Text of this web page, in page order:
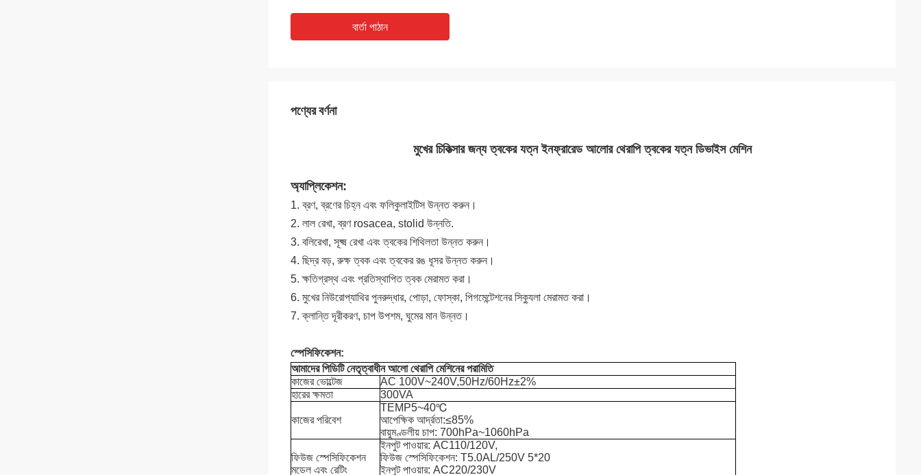
বার্তা পাঠান
পণ্যের বর্ণনা
মুখের চিকিত্সার জন্য ত্বকের যত্ন ইনফ্রারেড আলোর থেরাপি ত্বকের যত্ন ডিভাইস মেশিন
অ্যাপ্লিকেশন:
1. ব্রণ, ব্রণের চিহ্ন এবং ফলিকুলাইটিস উন্নত করুন।
2. লাল রেখা, ব্রণ rosacea, stolid উন্নতি.
3. বলিরেখা, সূক্ষ্ম রেখা এবং ত্বকের শিথিলতা উন্নত করুন।
4. ছিদ্র বড়, রুক্ষ ত্বক এবং ত্বকের রঙ ধূসর উন্নত করুন।
5. ক্ষতিগ্রস্থ এবং প্রতিস্থাপিত ত্বক মেরামত করা।
6. মুখের নিউরোপ্যাথির পুনরুদ্ধার, পোড়া, ফোস্কা, পিগমেন্টেশনের সিক্যুলা মেরামত করা।
7. ক্লান্তি দূরীকরণ, চাপ উপশম, ঘুমের মান উন্নত।
স্পেসিফিকেশন:
আমাদের পিডিটি নেতৃত্বাধীন আলো থেরাপি মেশিনের পরামিতি
কাজের ভোল্টেজ
AC 100V~240V,50Hz/60Hz±2%
হারের ক্ষমতা
300VA
কাজের পরিবেশ
TEMP5~40℃
আপেক্ষিক আর্দ্রতা:≤85%
বায়ুমণ্ডলীয় চাপ: 700hPa~1060hPa
ফিউজ স্পেসিফিকেশন
মডেল এবং রেটিং
ইনপুট পাওয়ার: AC110/120V,
ফিউজ স্পেসিফিকেশন: T5.0AL/250V 5*20
ইনপুট পাওয়ার: AC220/230V